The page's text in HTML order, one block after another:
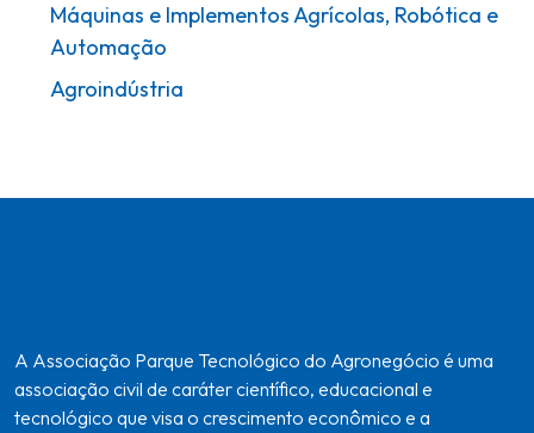
Máquinas e Implementos Agrícolas, Robótica e
Automação
Agroindústria
A Associação Parque Tecnológico do Agronegócio é uma
associação civil de caráter científico, educacional e
tecnológico que visa o crescimento econômico e a